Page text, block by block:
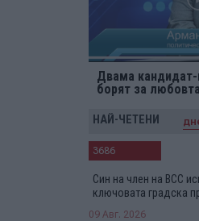
Двама
борят за
НАЙ-ЧЕТЕНИ
3686
Син на член на ВСС
ключовата градска
09 Авг. 2026